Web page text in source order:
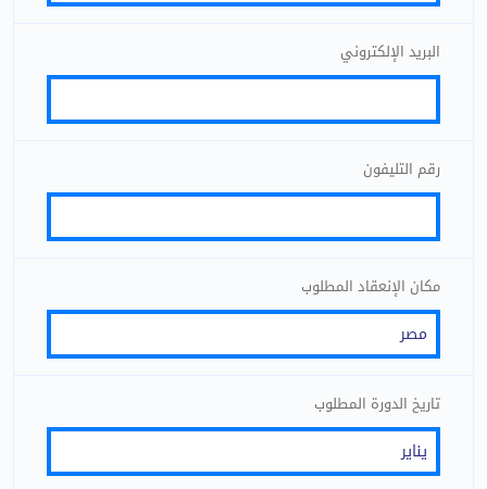
البريد الإلكتروني
رقم التليفون
مكان الإنعقاد المطلوب
تاريخ الدورة المطلوب